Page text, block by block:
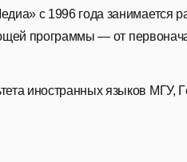
с 1996 года занимается
программы — от
иностранных языков МГУ,